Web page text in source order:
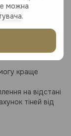
можна
.
краще
на відстані
тіней від